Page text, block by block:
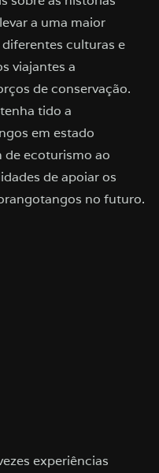
a uma maior
culturas e
viajantes a
de conservação.
tido a
em estado
de ecoturismo ao
de apoiar os
no futuro.
experiências